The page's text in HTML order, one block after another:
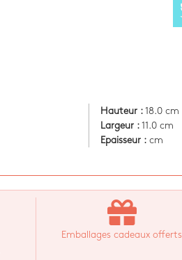
Hauteur : 18.0 cm
Largeur : 11.0 cm
Epaisseur : cm
Emballages cadeaux offerts